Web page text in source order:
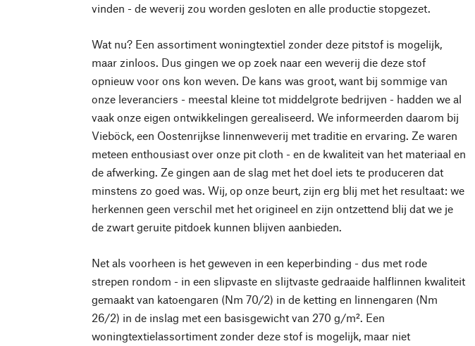
vinden - de weverij zou worden gesloten en alle productie stopgezet.
Wat nu? Een assortiment woningtextiel zonder deze pitstof is mogelijk,
maar zinloos. Dus gingen we op zoek naar een weverij die deze stof
opnieuw voor ons kon weven. De kans was groot, want bij sommige van
onze leveranciers - meestal kleine tot middelgrote bedrijven - hadden we al
vaak onze eigen ontwikkelingen gerealiseerd. We informeerden daarom bij
Vieböck, een Oostenrijkse linnenweverij met traditie en ervaring. Ze waren
meteen enthousiast over onze pit cloth - en de kwaliteit van het materiaal en
de afwerking. Ze gingen aan de slag met het doel iets te produceren dat
minstens zo goed was. Wij, op onze beurt, zijn erg blij met het resultaat: we
herkennen geen verschil met het origineel en zijn ontzettend blij dat we je
de zwart geruite pitdoek kunnen blijven aanbieden.
Net als voorheen is het geweven in een keperbinding - dus met rode
strepen rondom - in een slipvaste en slijtvaste gedraaide halflinnen kwaliteit
gemaakt van katoengaren (Nm 70/2) in de ketting en linnengaren (Nm
26/2) in de inslag met een basisgewicht van 270 g/m². Een
woningtextielassortiment zonder deze stof is mogelijk, maar niet